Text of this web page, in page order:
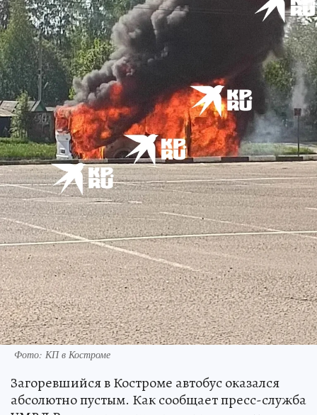
Фото: КП в Костроме
Загоревшийся в Костроме автобус оказался
абсолютно пустым. Как сообщает пресс-служба